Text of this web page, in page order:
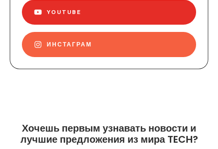
YOUTUBE
ИНСТАГРАМ
Хочешь первым узнавать новости и
лучшие предложения из мира TECH?